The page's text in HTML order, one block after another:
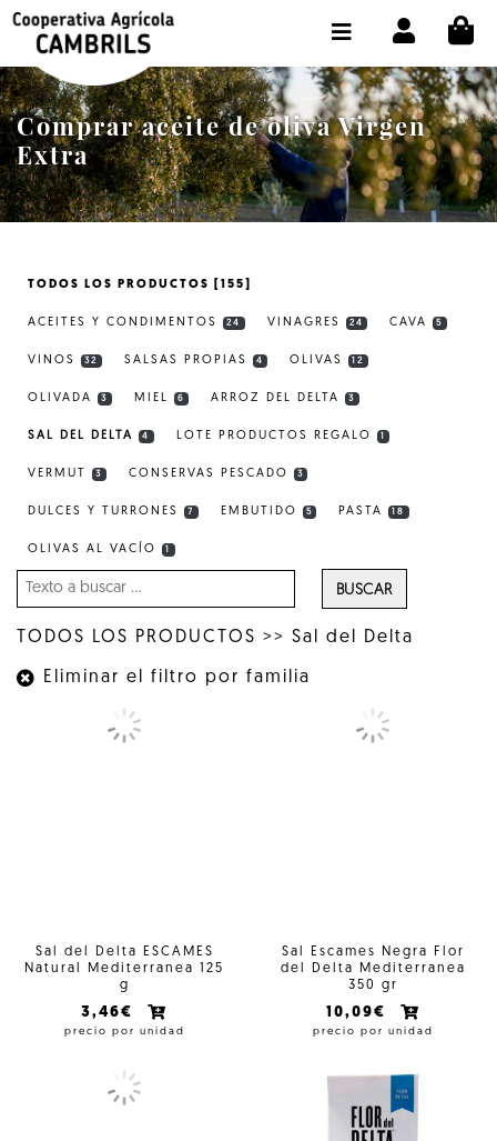
Comprar aceite de oliva Virgen
Extra
TODOS LOS PRODUCTOS [155]
ACEITES Y CONDIMENTOS 24 VINAGRES 24 CAVA 5
VINOS 32 SALSAS PROPIAS 4 OLIVAS 12
OLIVADA 3 MIEL 6 ARROZ DEL DELTA 3
SAL DEL DELTA 4 LOTE PRODUCTOS REGALO
VERMUT 3 CONSERVAS PESCADO 3
DULCES Y TURRONES 7 EMBUTIDO 5 PASTA 18
OLIVAS AL VACÍO
BUSCAR
TODOS LOS PRODUCTOS >> Sal del Delta
Eliminar el filtro por familia
Sal del Delta ESCAMES
Natural Mediterranea 125
g
3,46€
precio por unidad
Sal Escames Negra Flor
del Delta Mediterranea
350 gr
10,09€
precio por unidad
TIENDA COMPRA ONLINE
LA COOPERATIVA
OLEOTOUR
PRODUCTOS
NUESTRO ACEITE
SELECCIONAR IDIOMA :